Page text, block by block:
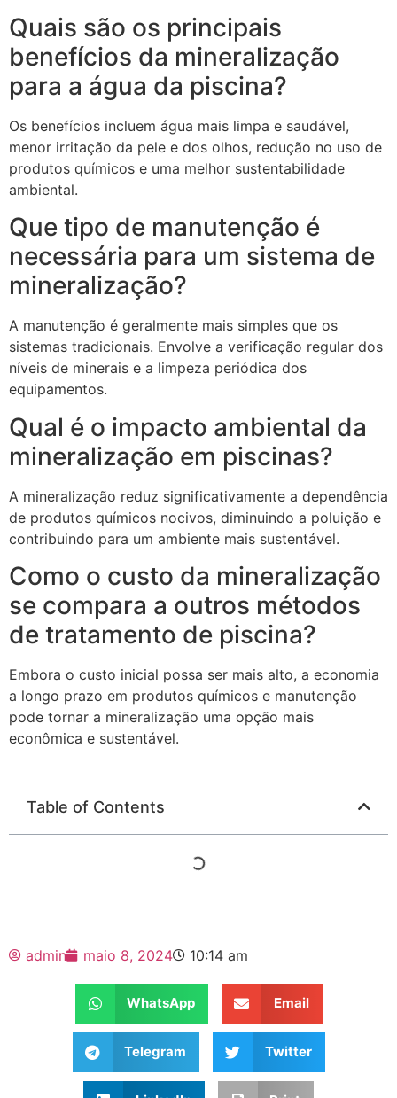
Quais são os principais
benefícios da mineralização
para a água da piscina?
Os benefícios incluem água mais limpa e saudável,
menor irritação da pele e dos olhos, redução no uso de
produtos químicos e uma melhor sustentabilidade
ambiental.
Que tipo de manutenção é
necessária para um sistema de
mineralização?
A manutenção é geralmente mais simples que os
sistemas tradicionais. Envolve a verificação regular dos
níveis de minerais e a limpeza periódica dos
equipamentos.
Qual é o impacto ambiental da
mineralização em piscinas?
A mineralização reduz significativamente a dependência
de produtos químicos nocivos, diminuindo a poluição e
contribuindo para um ambiente mais sustentável.
Como o custo da mineralização
se compara a outros métodos
de tratamento de piscina?
Embora o custo inicial possa ser mais alto, a economia
a longo prazo em produtos químicos e manutenção
pode tornar a mineralização uma opção mais
econômica e sustentável.
Table of Contents
admin maio 8, 2024 10:14 am
WhatsApp Email
Telegram Twitter